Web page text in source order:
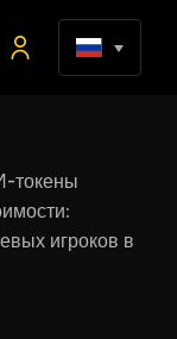
токены
игроков в